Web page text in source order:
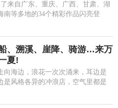
来自广东、重庆、广西、甘肃、湖
南等多地的34个精彩作品闪亮登
、溯溪、崖降、骑游…来万
夏!
向海边，浪花一次次涌来，耳边是
是风格各异的冲浪店，空气里都是